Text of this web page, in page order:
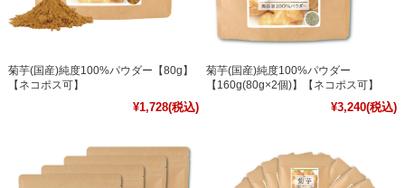
菊芋(国産)純度100%パウダー【80g】
【ネコポス可】
¥1,728(税込)
菊芋(国産)純度100%パウダー
【160g(80g×2個)】【ネコポス可】
¥3,240(税込)